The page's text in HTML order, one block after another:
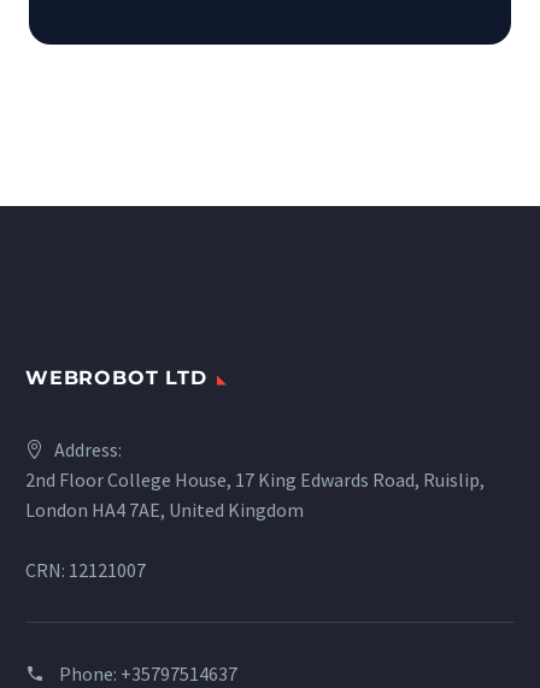
WEBROBOT LTD
Address:
2nd Floor College House, 17 King Edwards Road, Ruislip,
London HA4 7AE, United Kingdom
CRN: 12121007
Phone: +35797514637